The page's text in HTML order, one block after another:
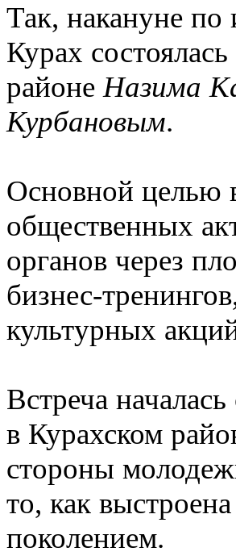
Так, накануне по
Курах
районеНазима
Курбановым.
Основной целью
общественных
органов через
бизнес-
культурных
Встреча
в Курахском
стороны
то, как
поколением.